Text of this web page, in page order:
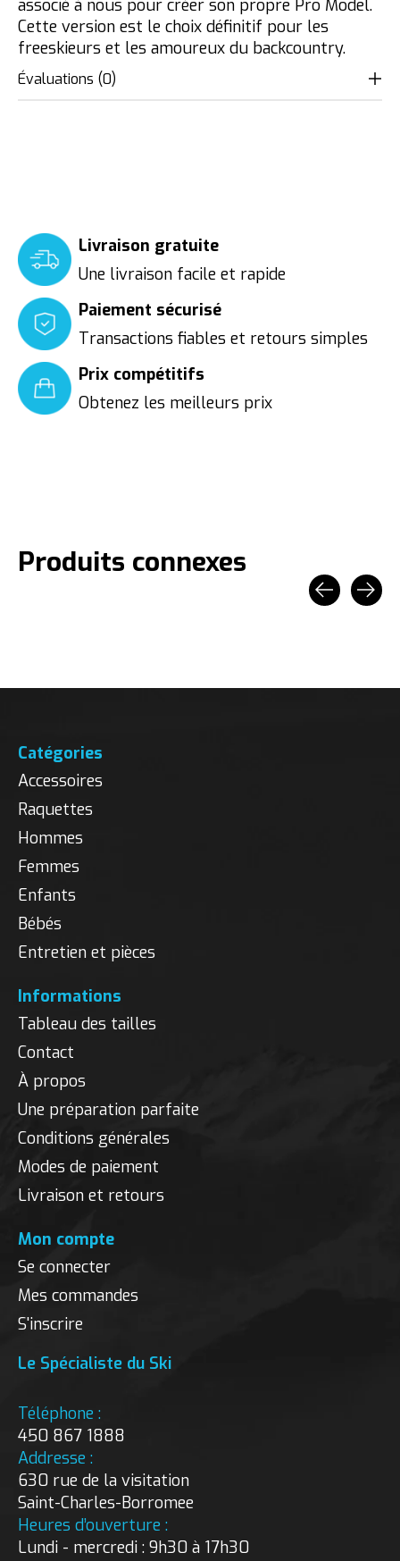
associé à nous pour créer son propre Pro Model.
Cette version est le choix définitif pour les
freeskieurs et les amoureux du backcountry.
Évaluations (0)
Livraison gratuite
Une livraison facile et rapide
Paiement sécurisé
Transactions fiables et retours simples
Prix compétitifs
Obtenez les meilleurs prix
Produits connexes
Catégories
Accessoires
Raquettes
Hommes
Femmes
Enfants
Bébés
Entretien et pièces
Informations
Tableau des tailles
Contact
À propos
Une préparation parfaite
Conditions générales
Modes de paiement
Livraison et retours
Mon compte
Se connecter
Mes commandes
S'inscrire
Le Spécialiste du Ski
Téléphone :
450 867 1888
Addresse :
630 rue de la visitation
Saint-Charles-Borromee
Heures d’ouverture :
Lundi - mercredi : 9h30 à 17h30